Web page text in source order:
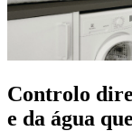
Controlo
e da água